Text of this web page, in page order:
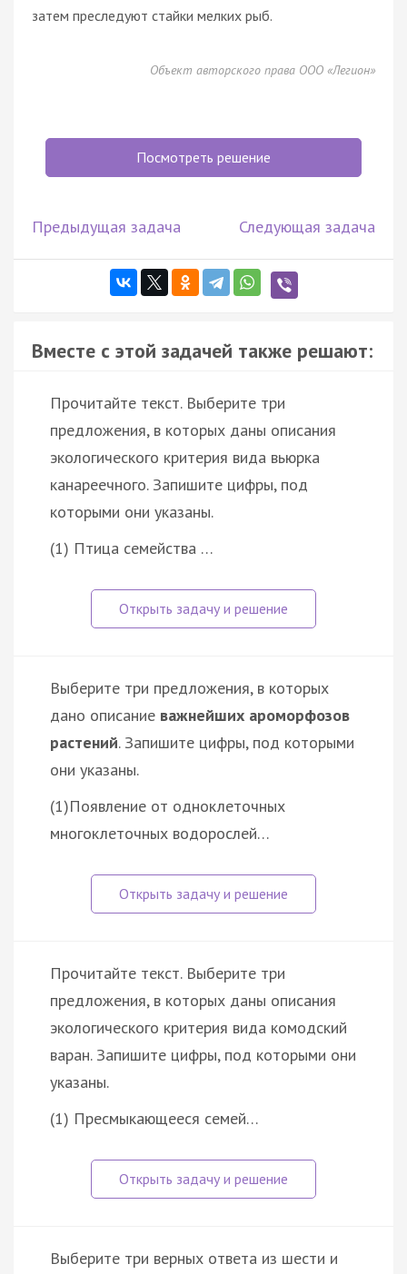
затем преследуют стайки мелких рыб.
Объект авторского права ООО «Легион»
Посмотреть решение
Предыдущая задача Следующая задача
Вместе с этой задачей также решают:
Прочитайте текст. Выберите три
предложения, в которых даны описания
экологического критерия вида вьюрка
канареечного. Запишите цифры, под
которыми они указаны.
(1) Птица семейства …
Выберите три предложения, в которых
дано описание важнейших ароморфозов
растений. Запишите цифры, под которыми
они указаны.
(1)Появление от одноклеточных
многоклеточных водорослей…
Прочитайте текст. Выберите три
предложения, в которых даны описания
экологического критерия вида комодский
варан. Запишите цифры, под которыми они
указаны.
(1) Пресмыкающееся семей…
Выберите три верных ответа из шести и